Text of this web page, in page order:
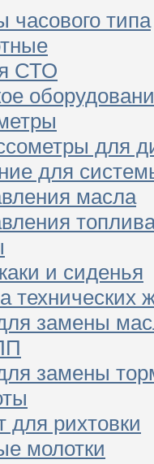
часового типа
СТО
для
для
масла
и сиденья
технических
замены
замены
для рихтовки
молотки